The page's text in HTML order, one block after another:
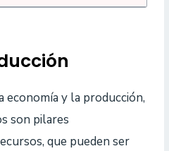
economía y la producción,
son pilares
que pueden ser